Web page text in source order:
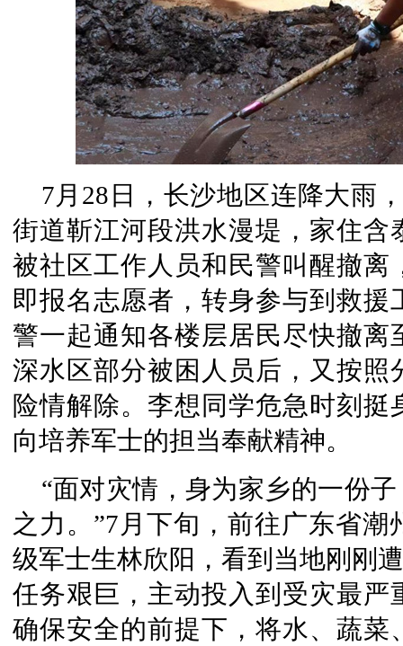
7月28日，长沙地区连降大雨
街道靳江河段洪水漫堤，家住含
被社区工作人员和民警叫醒撤
即报名志愿者，转身参与到救
警一起通知各楼层居民尽快撤
深水区部分被困人员后，又按
险情解除。李想同学危急时刻
向培养军士的担当奉献精神。
“面对灾情，身为家乡的一份
之力。”7月下旬，前往广东省
级军士生林欣阳，看到当地刚刚
任务艰巨，主动投入到受灾最
确保安全的前提下，将水、蔬